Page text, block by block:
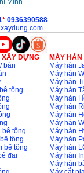
Minh
* 0936390588
XÂY DỰNG
bàn
tông
bê tông
tông
bê tông
đai
MÁY HÀN
Máy hàn
Máy hàn
Máy hàn
Máy hàn
Máy hàn
Máy hàn
Máy hàn
Máy hàn
Máy hàn
Máy hàn
Máy hàn
Máy hàn
Máy hàn